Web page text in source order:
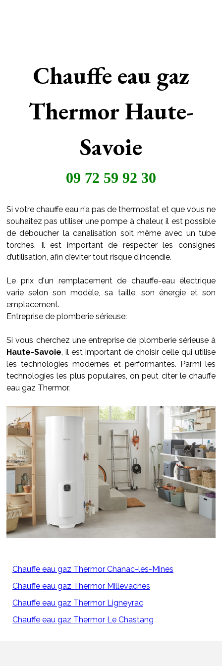
Chauffe eau gaz
Thermor Haute-
Savoie
09 72 59 92 30
Si votre chauffe eau n’a pas de thermostat et que vous ne
souhaitez pas utiliser une pompe à chaleur, il est possible
de déboucher la canalisation soit même avec un tube
torches. Il est important de respecter les consignes
d’utilisation, afin d’éviter tout risque d’incendie.
Le prix d'un remplacement de chauffe-eau électrique
varie selon son modèle, sa taille, son énergie et son
emplacement.
Entreprise de plomberie sérieuse:
Si vous cherchez une entreprise de plomberie sérieuse à
Haute-Savoie, il est important de choisir celle qui utilise
les technologies modernes et performantes. Parmi les
technologies les plus populaires, on peut citer le chauffe
eau gaz Thermor.
Chauffe eau gaz Thermor Chanac-les-Mines
Chauffe eau gaz Thermor Millevaches
Chauffe eau gaz Thermor Ligneyrac
Chauffe eau gaz Thermor Le Chastang